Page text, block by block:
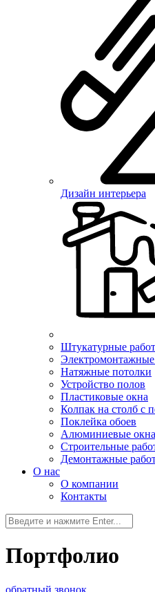
Дизайн интерьера
Штукатурные
Натяжные потолки
Устройство полов
Пластиковые окна
Колпак на столб с
Поклейка обоев
Алюминиевые
Строительные
Демонтажные
О нас
О компании
Контакты
Портфолио
обратный звонок